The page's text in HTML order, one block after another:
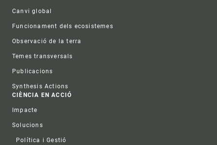
Canvi global
Funcionament dels ecosistemes
Observació de la terra
Temes transversals
Publicacions
Synthesis Actions
CIÈNCIA EN ACCIÓ
Impacte
Solucions
Política i Gestió